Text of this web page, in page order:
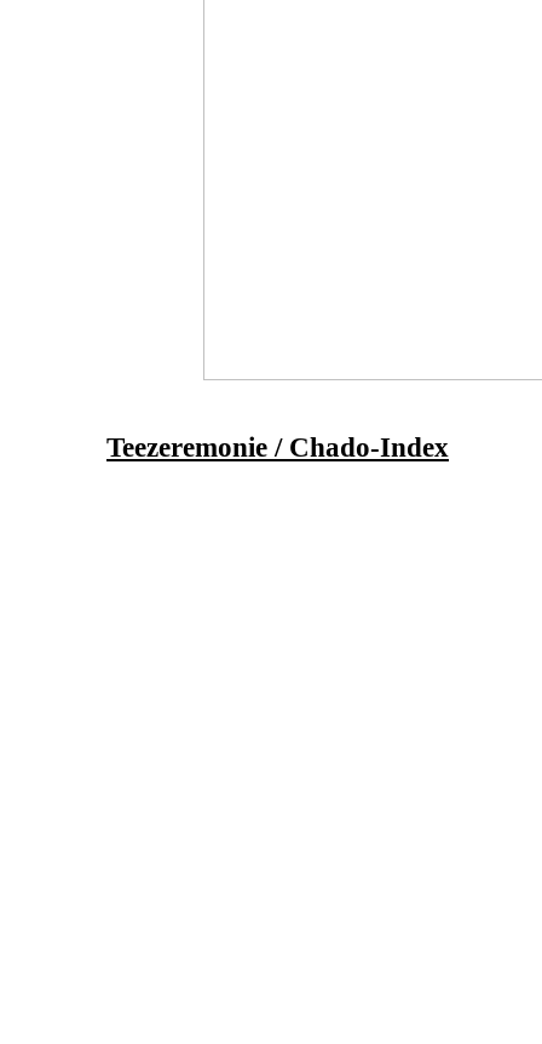
Teezeremonie / Chado-Index